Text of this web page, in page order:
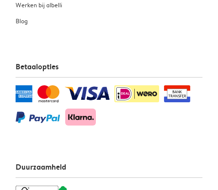
Werken bij albelli
Blog
Betaalopties
Duurzaamheid